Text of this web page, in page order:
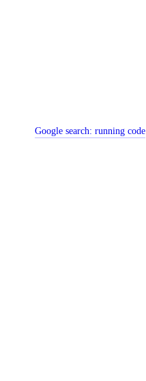
Google search:running code